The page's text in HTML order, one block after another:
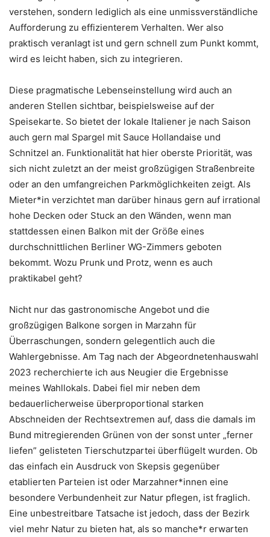
verstehen, sondern lediglich als eine unmissverständliche
Aufforderung zu effizienterem Verhalten. Wer also
praktisch veranlagt ist und gern schnell zum Punkt kommt,
wird es leicht haben, sich zu integrieren.
Diese pragmatische Lebenseinstellung wird auch an
anderen Stellen sichtbar, beispielsweise auf der
Speisekarte. So bietet der lokale Italiener je nach Saison
auch gern mal Spargel mit Sauce Hollandaise und
Schnitzel an. Funktionalität hat hier oberste Priorität, was
sich nicht zuletzt an der meist großzügigen Straßenbreite
oder an den umfangreichen Parkmöglichkeiten zeigt. Als
Mieter*in verzichtet man darüber hinaus gern auf irrational
hohe Decken oder Stuck an den Wänden, wenn man
stattdessen einen Balkon mit der Größe eines
durchschnittlichen Berliner WG-Zimmers geboten
bekommt. Wozu Prunk und Protz, wenn es auch
praktikabel geht?
Nicht nur das gastronomische Angebot und die
großzügigen Balkone sorgen in Marzahn für
Überraschungen, sondern gelegentlich auch die
Wahlergebnisse. Am Tag nach der Abgeordnetenhauswahl
2023 recherchierte ich aus Neugier die Ergebnisse
meines Wahllokals. Dabei fiel mir neben dem
bedauerlicherweise überproportional starken
Abschneiden der Rechtsextremen auf, dass die damals im
Bund mitregierenden Grünen von der sonst unter „ferner
liefen” gelisteten Tierschutzpartei überflügelt wurden. Ob
das einfach ein Ausdruck von Skepsis gegenüber
etablierten Parteien ist oder Marzahner*innen eine
besondere Verbundenheit zur Natur pflegen, ist fraglich.
Eine unbestreitbare Tatsache ist jedoch, dass der Bezirk
viel mehr Natur zu bieten hat, als so manche*r erwarten